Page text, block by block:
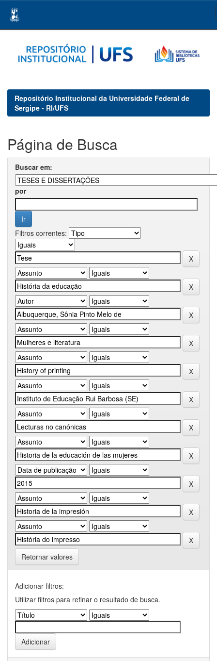
navigation
Repositório Institucional da Universidade Federal de
Sergipe - RI/UFS
Página de Busca
Buscar em:
por
Filtros correntes:
Retornar valores
Adicionar filtros:
Utilizar filtros para refinar o resultado de busca.